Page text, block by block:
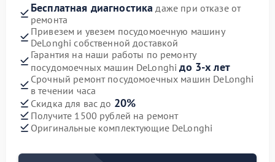
Бесплатная диагностика даже при отказе от
ремонта
Привезем и увезем посудомоечную машину
DeLonghi собственной доставкой
Гарантия на наши работы по ремонту
посудомоечных машин DeLonghiдо 3-х лет
Срочный ремонт посудомоечных машин DeLonghi
в течении часа
Скидка для вас до 20%
Получите 1500 рублей на ремонт
Оригинальные комплектующие DeLonghi